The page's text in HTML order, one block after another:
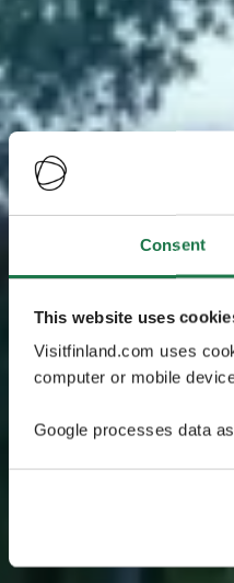
Consent
This website uses
Visitfinland.com uses
computer or mobile
Google processes data